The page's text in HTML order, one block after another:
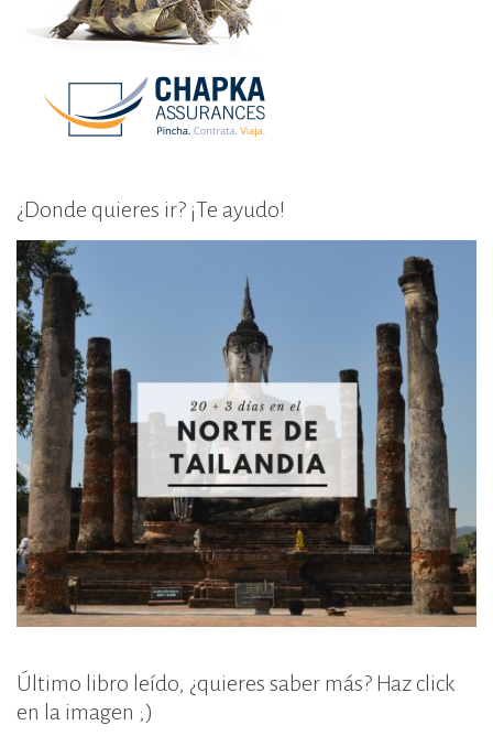
¿Donde quieres ir? ¡Te ayudo!
Último libro leído, ¿quieres saber más? Haz click
en la imagen ;)